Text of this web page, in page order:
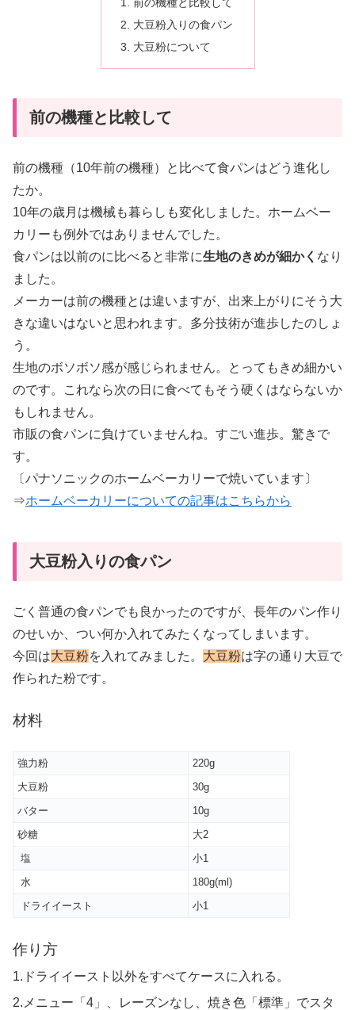
大豆粉入りの食パン
大豆粉について
前の機種と比較して
前の機種（10年前の機種）と比べて食パンはどう進化し
たか。
10年の歳月は機械も暮らしも変化しました。ホームベー
カリーも例外ではありませんでした。
食パンは以前のに比べると非常に生地のきめが細かく なり
ました。
メーカーは前の機種とは違いますが、出来上がりにそう大
きな違いはないと思われます。多分技術が進歩したのしょ
う。
生地のボソボソ感が感じられません。とってもきめ細かい
のです。これなら次の日に食べてもそう硬くはならないか
もしれません。
市販の食パンに負けていませんね。すごい進歩。驚きで
す。
〔パナソニックのホームベーカリーで焼いています〕
⇒ホームベーカリーについての記事はこちらから
大豆粉入りの食パン
ごく普通の食パンでも良かったのですが、長年のパン作り
のせいか、つい何か入れてみたくなってしまいます。
今回は大豆粉を入れてみました。 大豆粉は字の通り大豆で
作られた粉です。
材料
強力粉
220g
大豆粉
30g
バター
10g
砂糖
大2
塩
小1
水
180g(ml)
ドライイースト
小1
作り方
1.ドライイースト以外をすべてケースに入れる。
2.メニュー「4」、レーズンなし、焼き色「標準」でスタ